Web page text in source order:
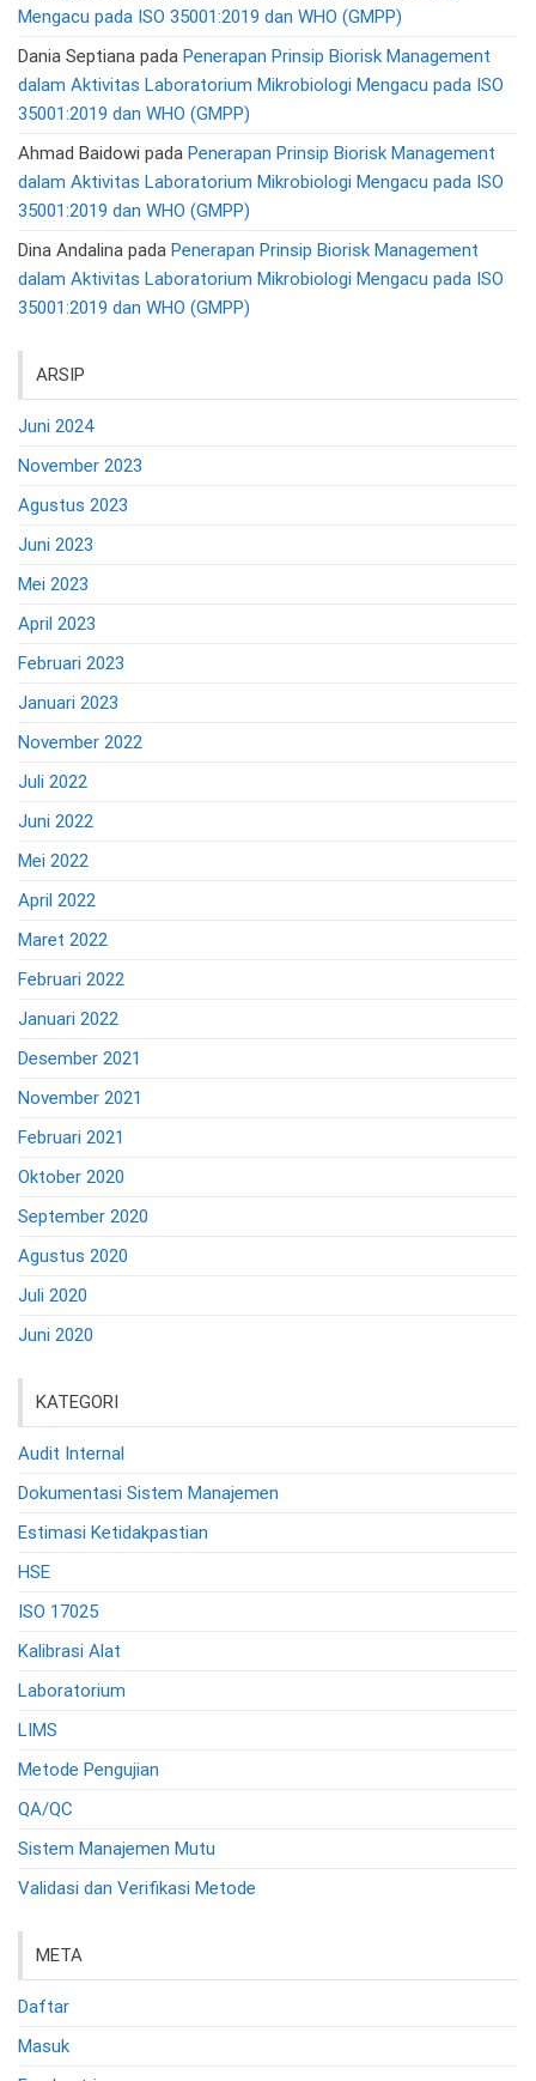
Mengacu pada ISO 35001:2019 dan WHO (GMPP)
Dania Septiana pada Penerapan Prinsip Biorisk Management
dalam Aktivitas Laboratorium Mikrobiologi Mengacu pada ISO
35001:2019 dan WHO (GMPP)
Ahmad Baidowi pada Penerapan Prinsip Biorisk Management
dalam Aktivitas Laboratorium Mikrobiologi Mengacu pada ISO
35001:2019 dan WHO (GMPP)
Dina Andalina pada Penerapan Prinsip Biorisk Management
dalam Aktivitas Laboratorium Mikrobiologi Mengacu pada ISO
35001:2019 dan WHO (GMPP)
ARSIP
Juni 2024
November 2023
Agustus 2023
Juni 2023
Mei 2023
April 2023
Februari 2023
Januari 2023
November 2022
Juli 2022
Juni 2022
Mei 2022
April 2022
Maret 2022
Februari 2022
Januari 2022
Desember 2021
November 2021
Februari 2021
Oktober 2020
September 2020
Agustus 2020
Juli 2020
Juni 2020
KATEGORI
Audit Internal
Dokumentasi Sistem Manajemen
Estimasi Ketidakpastian
HSE
ISO 17025
Kalibrasi Alat
Laboratorium
LIMS
Metode Pengujian
QA/QC
Sistem Manajemen Mutu
Validasi dan Verifikasi Metode
META
Daftar
Masuk